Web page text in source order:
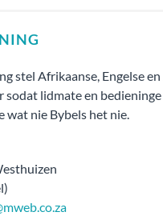
stel Afrikaanse, Engelse
sodat lidmate en
wat nie Bybels het nie.